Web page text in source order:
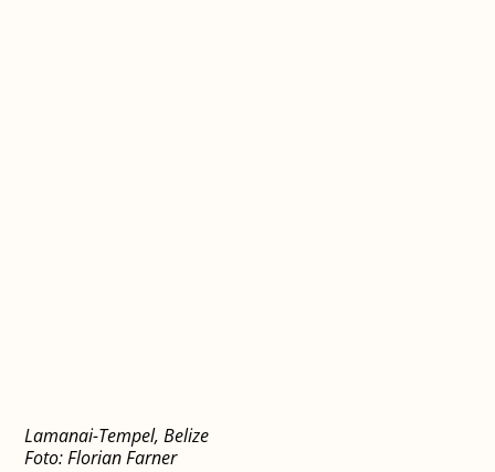
Lamanai-Tempel, Belize
Foto: Florian Farner